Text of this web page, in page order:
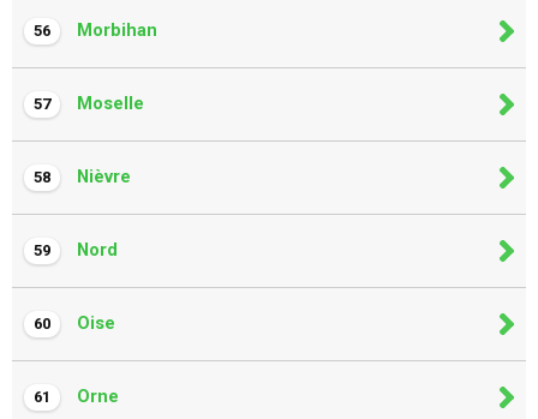
56 Morbihan
57 Moselle
58 Nièvre
59 Nord
60 Oise
61 Orne